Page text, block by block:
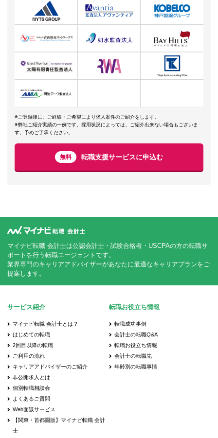
※ご登録後に、ご経験・ご希望により求人案件のご紹介をします。
※弊社ご紹介実績の一例です。採用状況によっては、ご紹介出来ない場合もございま
す。予めご了承ください。
無料 転職支援サービスに申込む
マイナビ転職 会計士は公認会計士・試験合格者・USCPAの方の転職サ
ポートを行う転職エージェントです。
業界専門のキャリアアドバイザーがあなたに最適なキャリアプランをご
提案します。
サービス紹介
マイナビ転職 会計士とは？
はじめての転職
2回目以降の転職
ご利用の流れ
キャリアアドバイザーのご紹介
非公開求人とは
個別転職相談会
よくあるご質問
Web面談サービス
【関東・首都圏版】マイナビ転職 会計
士
転職お役立ち情報
転職成功事例
会計士の転職Q&A
転職お役立ち情報
会計士の転職先
年齢別の転職事情